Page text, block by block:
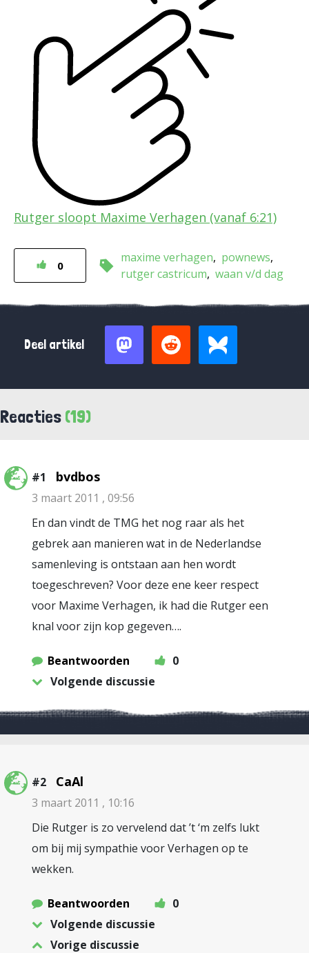
Rutger sloopt Maxime Verhagen (vanaf 6:21)
0
maxime verhagen
pownews
rutger castricum waan v/d dag
Deel artikel
Reacties (19)
#1 bvdbos
3 maart 2011 , 09:56
En dan vindt de TMG het nog raar als het
gebrek aan manieren wat in de Nederlandse
samenleving is ontstaan aan hen wordt
toegeschreven? Voor deze ene keer respect
voor Maxime Verhagen, ik had die Rutger een
knal voor zijn kop gegeven….
Beantwoorden
0
Volgende discussie
#2 CaAl
3 maart 2011 , 10:16
Die Rutger is zo vervelend dat ’t ‘m zelfs lukt
om bij mij sympathie voor Verhagen op te
wekken.
Beantwoorden
0
Volgende discussie
Vorige discussie